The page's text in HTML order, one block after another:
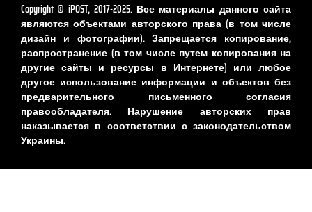
Copyright © iPOST, 2017-2025. Все материалы данного сайта
являются объектами авторского права (в том числе
дизайн и фотографии). Запрещается копирование,
распространение (в том числе путем копирования на
другие сайты и ресурсы в Интернете) или любое
другое использование информации и объектов без
предварительного письменного согласия
правообладателя. Нарушение авторских прав
наказывается в соответствии с законодательством
Украины.